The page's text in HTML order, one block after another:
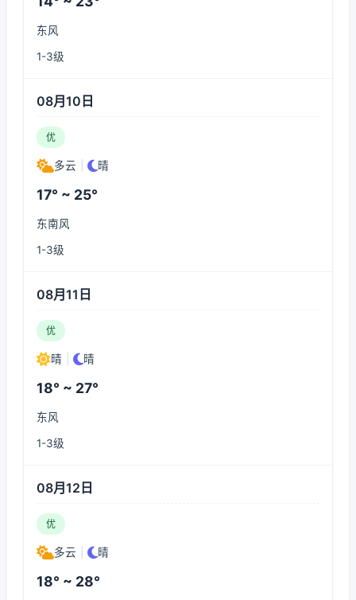
东风
1-3级
08月10日
优
多云 晴
17° ~ 25°
东南风
1-3级
08月11日
优
晴 晴
18° ~ 27°
东风
1-3级
08月12日
优
多云 晴
18° ~ 28°